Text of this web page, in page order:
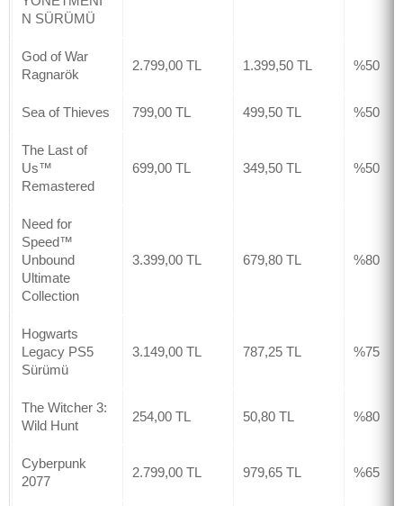
N SÜRÜMÜ
God of War
Ragnarök
2.799,00 TL 1.399,50 TL %50
Sea of Thieves 799,00 TL 499,50 TL %50
The Last of
Us™
Remastered
699,00 TL 349,50 TL %50
Need for
Speed™
Unbound
Ultimate
Collection
3.399,00 TL 679,80 TL %80
Hogwarts
Legacy PS5
Sürümü
3.149,00 TL 787,25 TL %75
The Witcher 3:
Wild Hunt
254,00 TL 50,80 TL %80
Cyberpunk
2077
2.799,00 TL 979,65 TL %65